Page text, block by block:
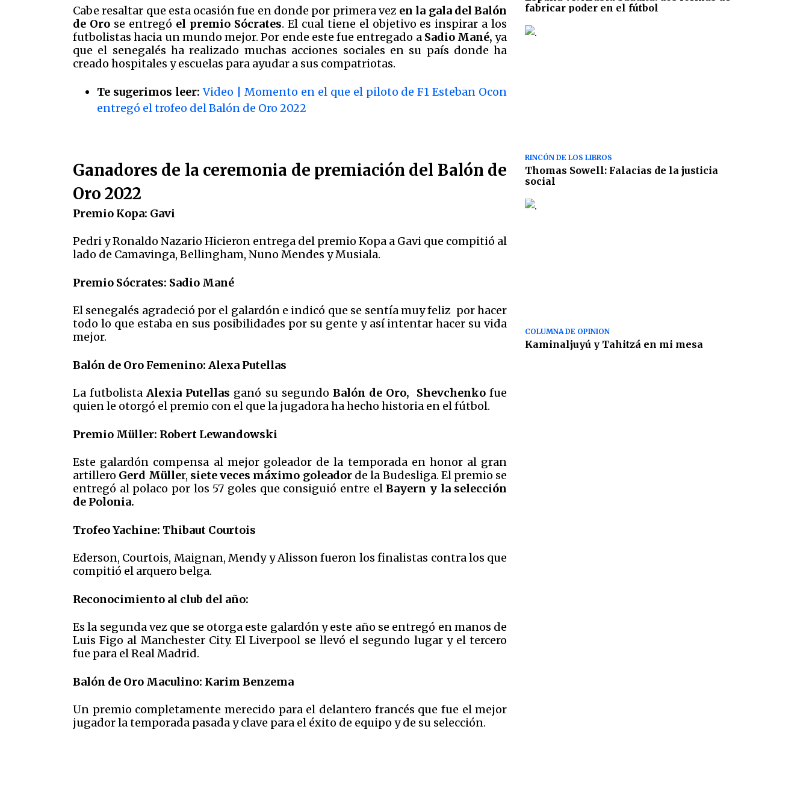
Cabe resaltar que esta ocasión fue en donde por primera vez en la gala del Balón
de Orose entregó el premio Sócrates. El cual tiene el objetivo es inspirar a los
futbolistas hacia un mundo mejor. Por ende este fue entregado a Sadio Mané,ya
que el senegalés ha realizado muchas acciones sociales en su país donde ha
creado hospitales y escuelas para ayudar a sus compatriotas.
Te sugerimos leer:Video | Momento en el que el piloto de F1 Esteban Ocon
entregó el trofeo del Balón de Oro 2022
Ganadores de la ceremonia de premiación del Balón de
Oro 2022
Premio Kopa: Gavi
Pedri y Ronaldo Nazario Hicieron entrega del premio Kopa a Gavi que compitió al
lado de Camavinga, Bellingham, Nuno Mendes y Musiala.
Premio Sócrates: Sadio Mané
El senegalés agradeció por el galardón e indicó que se sentía muy feliz por hacer
todo lo que estaba en sus posibilidades por su gente y así intentar hacer su vida
mejor.
Balón de Oro Femenino: Alexa Putellas
La futbolista Alexia Putellas ganó su segundo Balón de Oro, Shevchenkofue
quien le otorgó el premio con el que la jugadora ha hecho historia en el fútbol.
Premio Müller: Robert Lewandowski
Este galardón compensa al mejor goleador de la temporada en honor al gran
artillero Gerd Müller, siete veces máximo goleadorde la Budesliga. El premio se
entregó al polaco por los 57 goles que consiguió entre elBayern y la selección
de Polonia.
Trofeo Yachine: Thibaut Courtois
Ederson, Courtois, Maignan, Mendy y Alisson fueron los finalistas contra los que
compitió el arquero belga.
Reconocimiento al club del año:
Es la segunda vez que se otorga este galardón y este año se entregó en manos de
Luis Figo al Manchester City. El Liverpool se llevó el segundo lugar y el tercero
fue para el Real Madrid.
Balón de Oro Maculino: Karim Benzema
Un premio completamente merecido para el delantero francés que fue el mejor
jugador la temporada pasada y clave para el éxito de equipo y de su selección.
fabricar poder en el fútbol
RINCÓN DE LOS LIBROS
Thomas Sowell: Falacias de la justicia
social
COLUMNA DE OPINION
Kaminaljuyú y Tahitzá en mi mesa